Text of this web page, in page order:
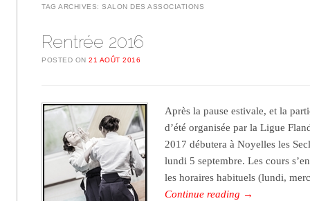
TAG ARCHIVES:SALON DES ASSOCIATIONS
Rentrée 2016
POSTED ON21 AOÛT 2016
Après la pause estivale, et la
d’été organisée par la Ligue
2017 débutera à Noyelles les
lundi 5 septembre. Les cours
les horaires habituels (lundi,
Continue reading →